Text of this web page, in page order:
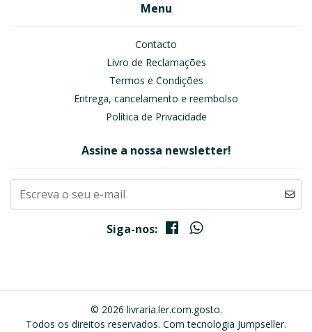
Menu
Contacto
Livro de Reclamações
Termos e Condições
Entrega, cancelamento e reembolso
Política de Privacidade
Assine a nossa newsletter!
Siga-nos:
© 2026 livraria.ler.com.gosto.
Todos os direitos reservados. Com tecnologia Jumpseller.